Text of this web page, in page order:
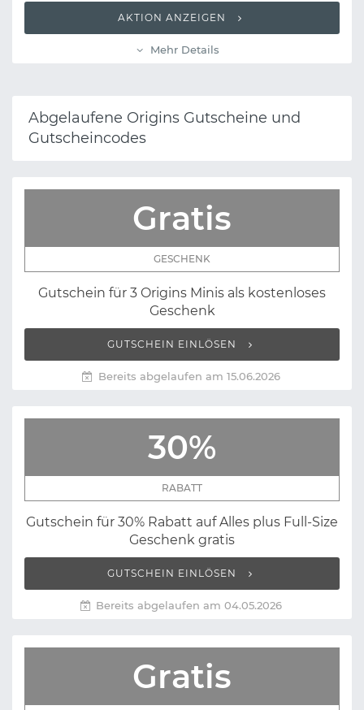
AKTION ANZEIGEN
Mehr Details
Abgelaufene Origins Gutscheine und
Gutscheincodes
Gratis
GESCHENK
Gutschein für 3 Origins Minis als kostenloses
Geschenk
GUTSCHEIN EINLÖSEN
Bereits abgelaufen am 15.06.2026
30%
RABATT
Gutschein für 30% Rabatt auf Alles plus Full-Size
Geschenk gratis
GUTSCHEIN EINLÖSEN
Bereits abgelaufen am 04.05.2026
Gratis